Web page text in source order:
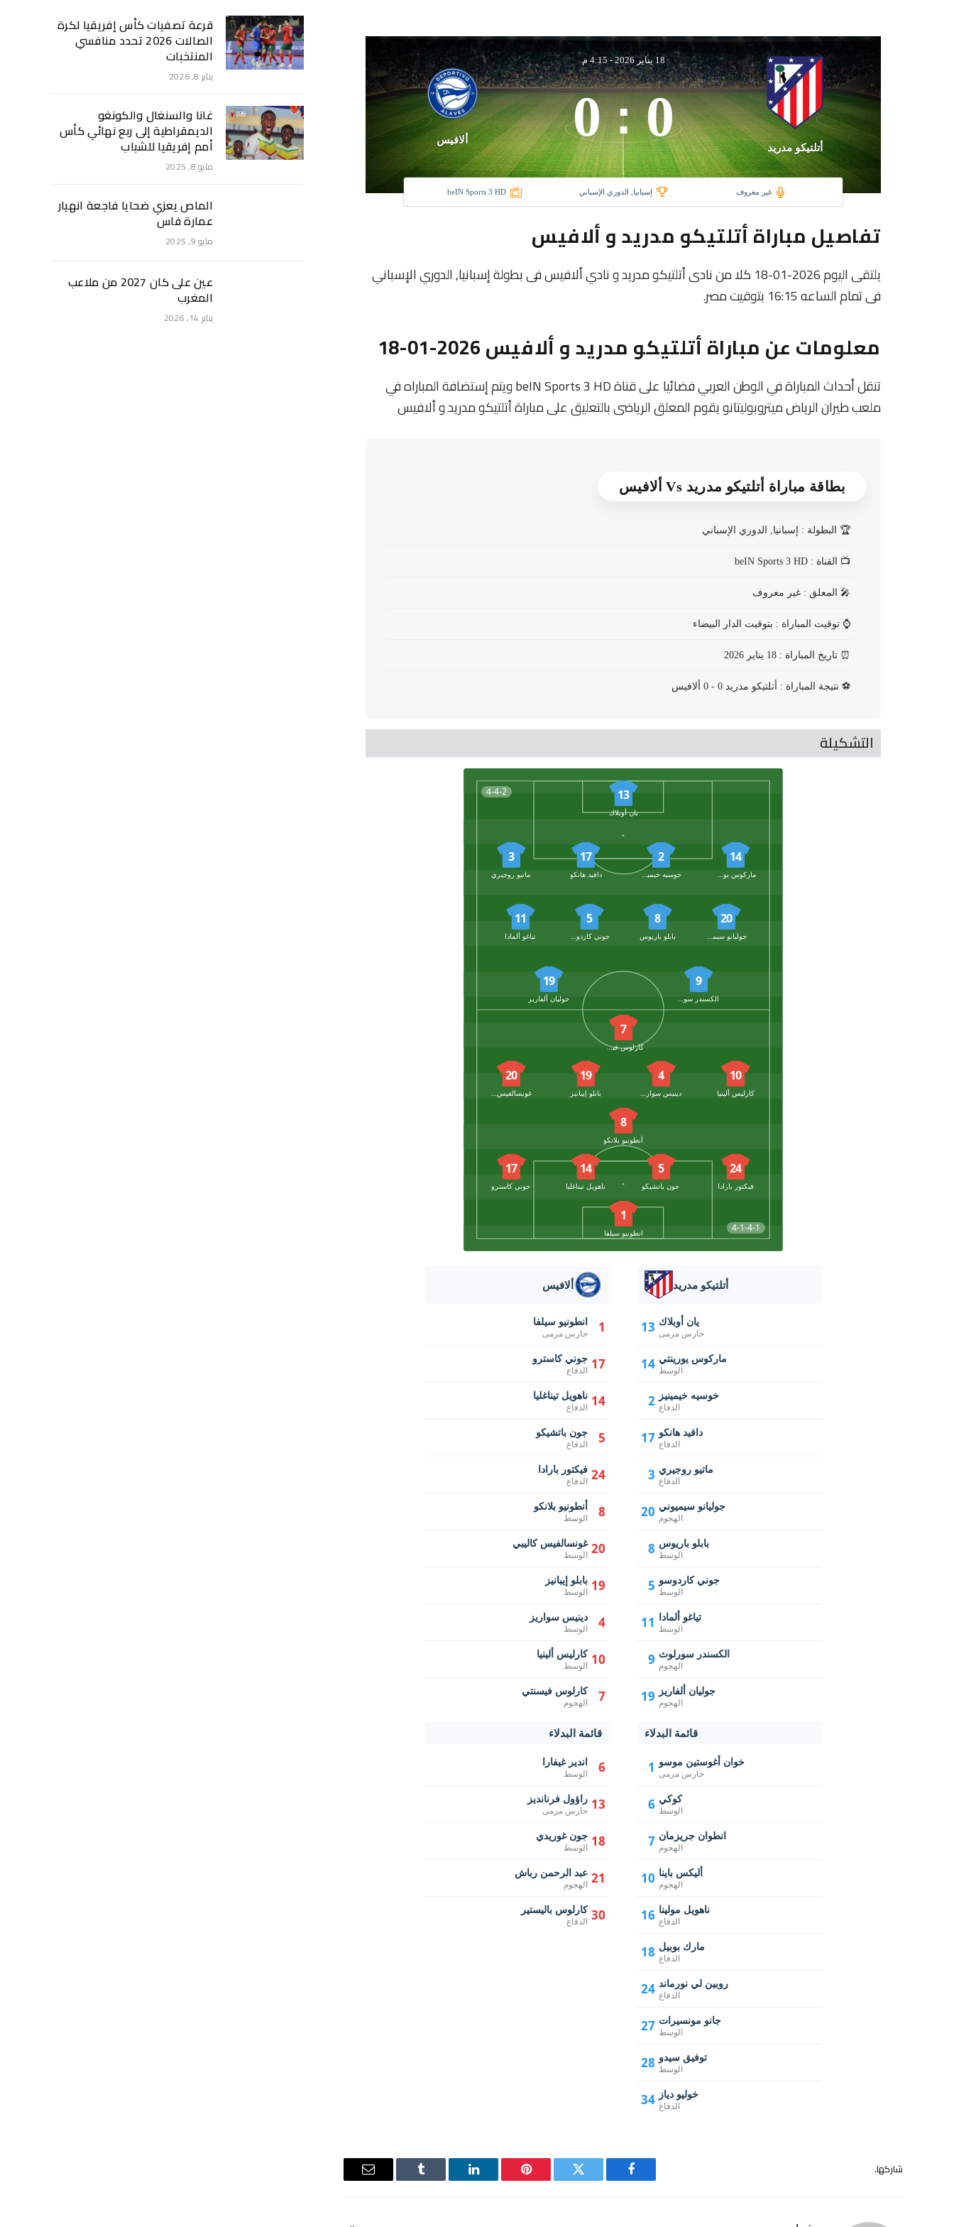
أتلتيكو مدريد
18 يناير 2026 -4:15 م
0
:
0 ألافيس
غير معروف إسبانيا, الدوري الإسباني beIN Sports 3 HD
تفاصيل مباراة أتلتيكو مدريد و ألافيس
يلتقى اليوم 2026-01-18 كلا من نادى أتلتيكو مدريد و نادي ألافيس فى بطولة إسبانيا, الدوري الإسباني
فى تمام الساعه 16:15 بتوقيت مصر.
معلومات عن مباراة أتلتيكو مدريد و ألافيس 2026-01-18
تنقل أحداث المباراة في الوطن العربي فضائيا على قناة beIN Sports 3 HD ويتم إستضافة المباراه في
ملعب طيران الرياض ميتروبوليتانو يقوم المعلق الرياضى بالتعليق على مباراة أتلتيكو مدريد و ألافيس
بطاقة مباراة أتلتيكو مدريد Vs ألافيس
🏆 البطولة : إسبانيا, الدوري الإسباني
📺 القناة : beIN Sports 3 HD
🎤 المعلق : غير معروف
⌚ توقيت المباراة : بتوقيت الدار البيضاء
⏰ تاريخ المباراة : 18 يناير 2026
⚽ نتيجة المباراة : أتلتيكو مدريد 0 - 0 ألافيس
التشكيلة
4-4-2 13
يان أوبلاك
14
ماركوس يورينتي
2
خوسيه خيمينيز
17
دافيد هانكو
3
ماتيو روجيري
20
جوليانو سيميوني
8
بابلو باريوس
5
جوني كاردوسو
11
تياغو ألمادا
9
19
جوليان ألفاريز
4-1-4-1
7
كارلوس فيسنتي
10
كارليس ألينيا
4
دينيس سواريز
19
بابلو إيبانيز
20
غونسالفيس كاليبي
8
أنطونيو بلانكو
24
فيكتور بارادا
5
جون باتشيكو
14
ناهويل تيناغليا
17
جوني كاسترو
1
انطونيو سيلفا
أتلتيكو مدريد
13 يان أوبلاك
حارس مرمى
14 ماركوس يورينتي
الوسط
2 خوسيه خيمينيز
الدفاع
17 دافيد هانكو
الدفاع
3 ماتيو روجيري
الدفاع
20 جوليانو سيميوني
الهجوم
8 بابلو باريوس
الوسط
5 جوني كاردوسو
الوسط
11 تياغو ألمادا
الوسط
9 الكسندر سورلوث
الهجوم
19 جوليان ألفاريز
الهجوم
قائمة البدلاء
1 خوان أغوستين موسو
حارس مرمى
6 كوكي
الوسط
7 انطوان جريزمان
الهجوم
10 أليكس باينا
الهجوم
16 ناهويل مولينا
الدفاع
18 مارك بوبيل
الدفاع
24 روبين لي نورماند
الدفاع
27 جانو مونسيرات
الوسط
28 توفيق سيدو
الوسط
34 خوليو دياز
الدفاع
ألافيس
1 انطونيو سيلفا
حارس مرمى
17 جوني كاسترو
الدفاع
14 ناهويل تيناغليا
الدفاع
5 جون باتشيكو
الدفاع
24 فيكتور بارادا
الدفاع
8 أنطونيو بلانكو
الوسط
20 غونسالفيس كاليبي
الوسط
19 بابلو إيبانيز
الوسط
4 دينيس سواريز
الوسط
10 كارليس ألينيا
الوسط
7 كارلوس فيسنتي
الهجوم
قائمة البدلاء
6 اندير غيفارا
الوسط
13 راؤول فرنانديز
حارس مرمى
18 جون غوريدي
الوسط
21 عبد الرحمن رباش
الهجوم
30 كارلوس باليستير
الدفاع
شاركها.
فيسبوك تويتر بينتيريستلينكدإن Tumblr
البريد
قرعة تصفيات كأس إفريقيا لكرة
الصالات 2026 تحدد منافسي
المنتخبات
يناير 8, 2026
غانا والسنغال والكونغو
الديمقراطية إلى ربع نهائي كأس
أمم إفريقيا للشباب
مايو 8, 2025
الماص يعزي ضحايا فاجعة انهيار
عمارة فاس
مايو 9, 2025
عين على كان 2027 من ملاعب
المغرب
يناير 14, 2026